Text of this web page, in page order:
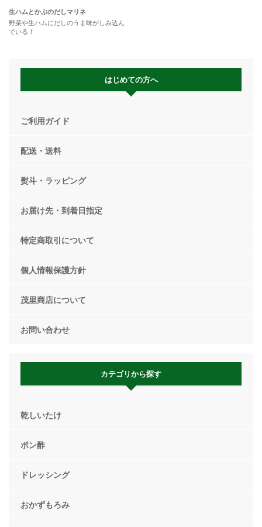
生ハムとかぶのだしマリネ
野菜や生ハムにだしのうま味がしみ込ん
でいる！
はじめての方へ
ご利用ガイド
配送・送料
熨斗・ラッピング
お届け先・到着日指定
特定商取引について
個人情報保護方針
茂里商店について
お問い合わせ
カテゴリから探す
乾しいたけ
ポン酢
ドレッシング
おかずもろみ